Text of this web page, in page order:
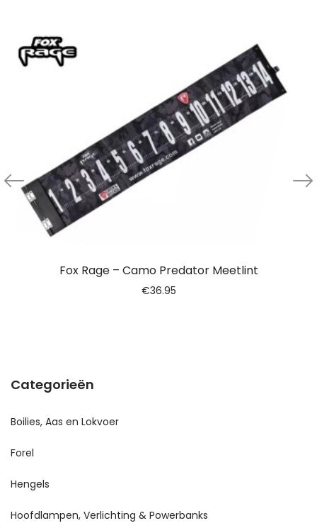
Fox Rage – Camo Predator Meetlint
€36.95
Categorieën
Boilies, Aas en Lokvoer
Forel
Hengels
Hoofdlampen, Verlichting & Powerbanks